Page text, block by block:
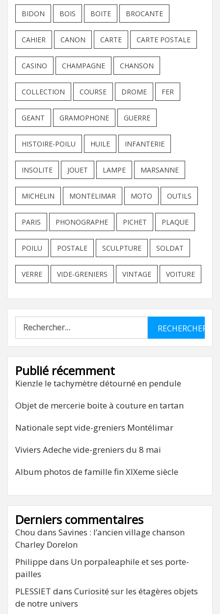
BIDON BOIS BOITE BROCANTE
CAHIER CANON CARTE CARTE POSTALE
CASINO CHAMPAGNE CHANSON
COLLECTION COURSE DROME FER
GEANT GRAMOPHONE GUERRE
HISTOIRE-POILU HUILE INFANTERIE
INSOLITE JOUET LAMPE MARSANNE
MICHELIN MONTELIMAR MOTO OUTILS
PARIS PHONOGRAPHE PICHET PLAQUE
POILU POSTALE SCULPTURE SOLDAT
VERRE VIDE-GRENIERS VINTAGE VOITURE
Rechercher :
Publié récemment
Kienzle le tachymètre détourné en pendule
Objet de mercerie boite à couture en tartan
Nationale sept vide-greniers Montélimar
Viviers Adeche vide-greniers du 8 mai
Album photos de famille fin XIXeme siècle
Derniers commentaires
Chou dans Savines : l’ancien village chanson
Charley Dorelon
Philippe dans Un porpaleaphile et ses porte-
pailles
PLESSIET dans Curiosité sur les étagères objets
de notre univers